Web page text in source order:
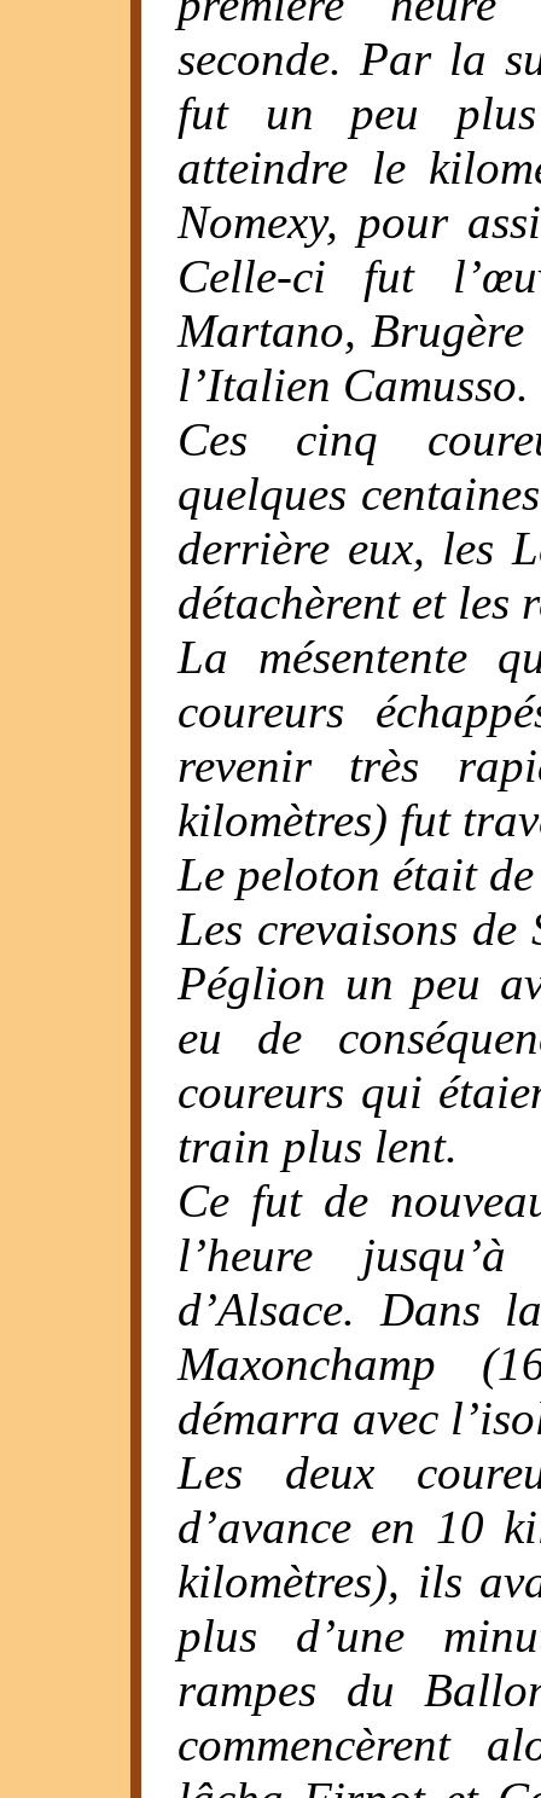
seconde. Par la
fut un peu
atteindre le
Nomexy, pour
Celle-ci fut
Martano,
l’Italien Camusso.
Ces cinq
quelques
derrière eux, les
détachèrent et les
La mésentente
coureurs
revenir très
kilomètres) fut
Le peloton était
Les crevaisons de
Péglion un peu
eu de
coureurs qui
train plus lent.
Ce fut de
l’heure
d’Alsace. Dans
Maxonchamp
démarra avec
Les deux
d’avance en 10
kilomètres), ils
plus d’une
rampes du
commencèrent